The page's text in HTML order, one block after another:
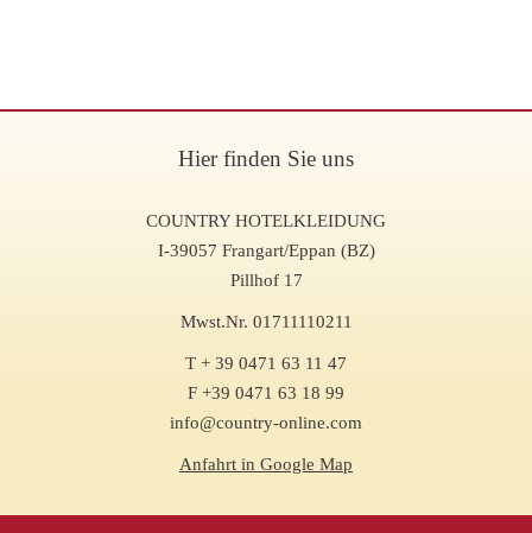
Hier finden Sie uns
COUNTRY HOTELKLEIDUNG
I-39057 Frangart/Eppan (BZ)
Pillhof 17
Mwst.Nr. 01711110211
T + 39 0471 63 11 47
F +39 0471 63 18 99
info@country-online.com
Anfahrt in Google Map